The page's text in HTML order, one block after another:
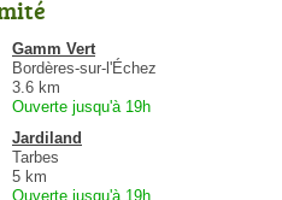
Gamm Vert
Bordères-sur-l'Échez
3.6 km
Ouverte jusqu'à 19h
Jardiland
Tarbes
5 km
Ouverte jusqu'à 19h